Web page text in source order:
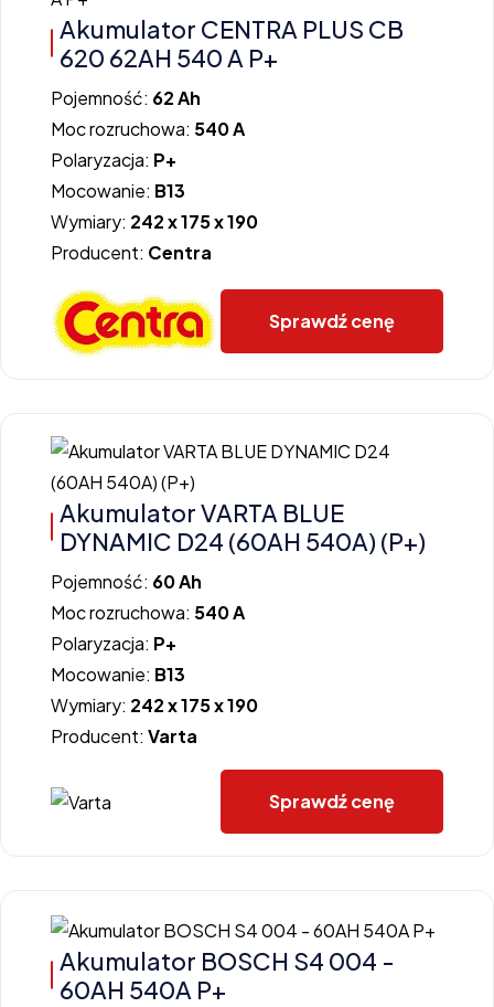
Akumulator CENTRA PLUS CB
620 62AH 540 A P+
Pojemność: 62 Ah
Moc rozruchowa: 540 A
Polaryzacja: P+
Mocowanie: B13
Wymiary: 242 x 175 x 190
Producent: Centra
Sprawdź cenę
Akumulator VARTA BLUE
DYNAMIC D24 (60AH 540A) (P+)
Pojemność: 60 Ah
Moc rozruchowa: 540 A
Polaryzacja: P+
Mocowanie: B13
Wymiary: 242 x 175 x 190
Producent: Varta
Sprawdź cenę
Akumulator BOSCH S4 004 -
60AH 540A P+